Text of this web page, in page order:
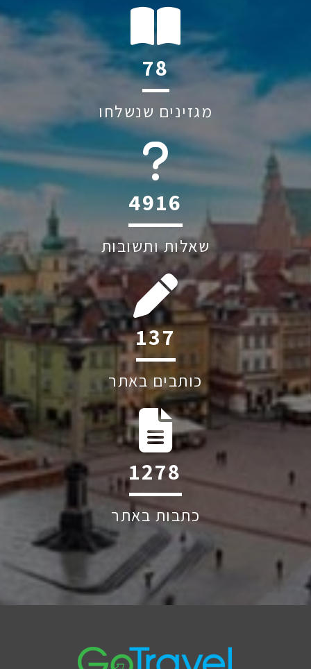
112
מגזינים שנשלחו
6045
שאלות ותשובות
197
כותבים באתר
1830
כתבות באתר